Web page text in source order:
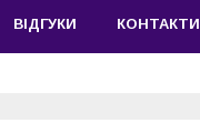
ВІДГУКИ КОНТАКТИ